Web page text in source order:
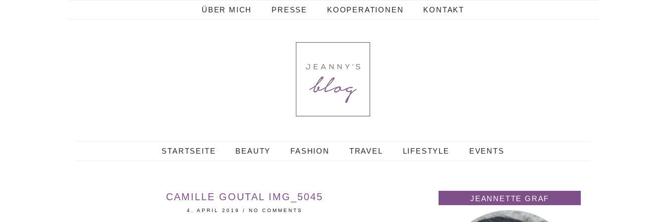
ÜBER MICH PRESSE KOOPERATIONEN KONTAKT
STARTSEITE BEAUTY FASHION TRAVEL LIFESTYLE EVENTS
CAMILLE GOUTAL IMG_5045
4. APRIL 2019 / NO COMMENTS
JEANNETTE GRAF